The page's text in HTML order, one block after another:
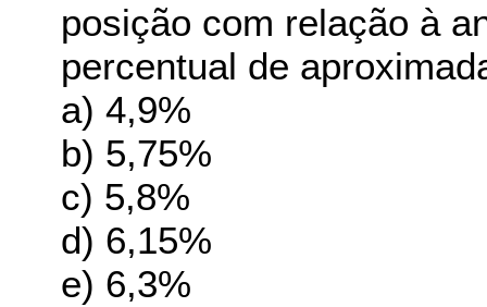
posição com relação à
percentual de
a) 4,9%
b) 5,75%
c) 5,8%
d) 6,15%
e) 6,3%